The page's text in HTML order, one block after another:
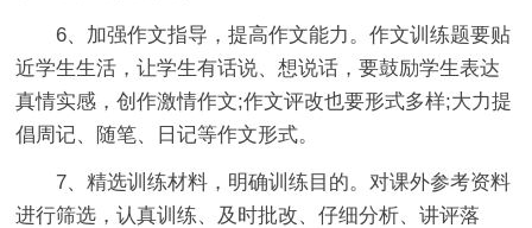
6、加强作文指导，提高作文能力。作文训练题要贴
近学生生活，让学生有话说、想说话，要鼓励学生表达
真情实感，创作激情作文;作文评改也要形式多样;大力提
倡周记、随笔、日记等作文形式。
7、精选训练材料，明确训练目的。对课外参考资料
进行筛选，认真训练、及时批改、仔细分析、讲评落